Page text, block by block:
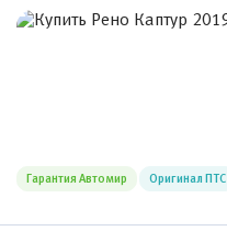
Гарантия Автомир Оригинал ПТС